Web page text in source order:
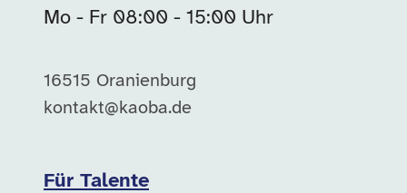
Mo - Fr 08:00 - 15:00 Uhr
16515 Oranienburg
kontakt@kaoba.de
Für Talente